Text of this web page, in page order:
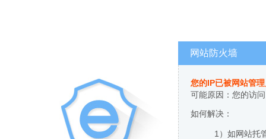
网站防火墙
您的IP已被网站管
可能原因：您的访
如何解决：
1）如网站托